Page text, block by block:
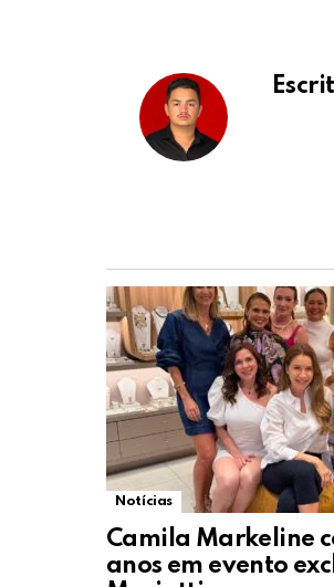
Notícias
Camila Markeline
anos em evento